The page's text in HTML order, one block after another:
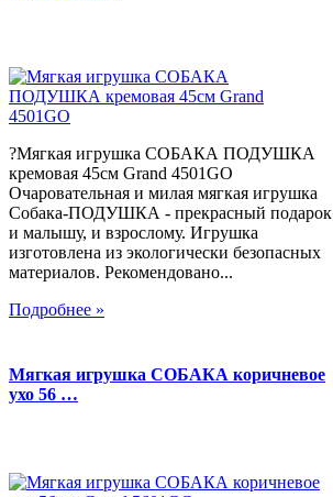
?Мягкая игрушка СОБАКА ПОДУШКА
кремовая 45см Grand 4501GO
Очаровательная и милая мягкая игрушка
Собака-ПОДУШКА - прекрасный подарок
и малышу, и взрослому. Игрушка
изготовлена из экологически безопасных
материалов. Рекомендовано...
Подробнее »
Мягкая игрушка СОБАКА коричневое
ухо 56 …